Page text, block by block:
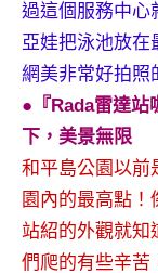
過這個服務中心
亞娃把泳池放在
網美非常好拍照
●『Rada雷達站
下，美景無限
和平島公園以前
園內的最高點
站紹的外觀就知
們爬的有些辛苦